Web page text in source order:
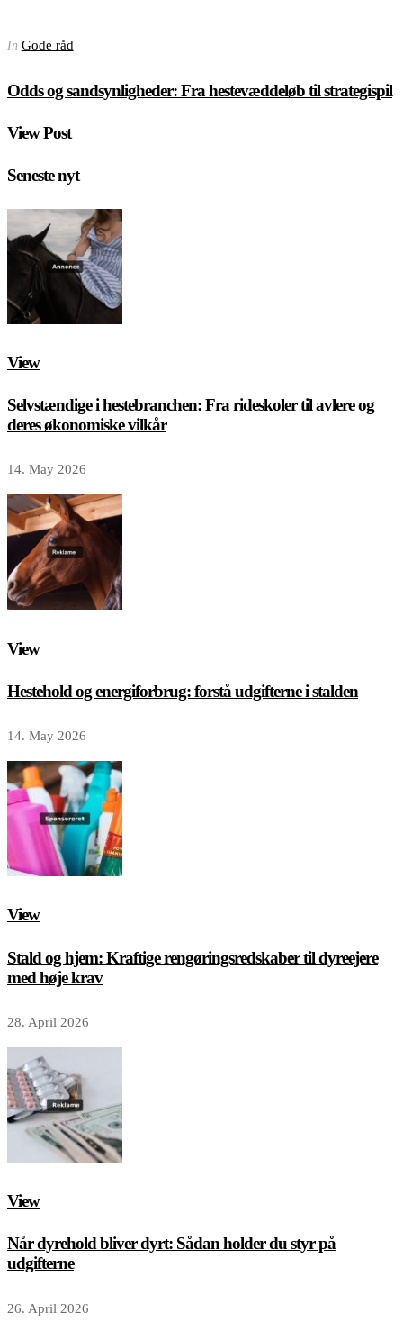
In Gode råd
Odds og sandsynligheder: Fra hestevæddeløb til strategispil
View Post
Seneste nyt
View
Selvstændige i hestebranchen: Fra rideskoler til avlere og
deres økonomiske vilkår
14. May 2026
View
Hestehold og energiforbrug: forstå udgifterne i stalden
14. May 2026
View
Stald og hjem: Kraftige rengøringsredskaber til dyreejere
med høje krav
28. April 2026
View
Når dyrehold bliver dyrt: Sådan holder du styr på
udgifterne
26. April 2026